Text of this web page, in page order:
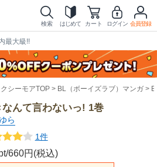
検索 はじめて カート ログイン 会員登録
最大級!!
シーモアTOP BL（ボーイズラブ）マンガ
なんて言わないっ! 1巻
ら
1件
660円(税込)